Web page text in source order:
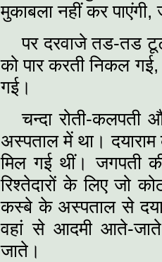
मुकाबला नहीं कर पाएंगी,
पर दरवाजे तड-तड
को पार करती निकल
गई।
चन्दा रोती-कलपती
अस्पताल में था।
मिल गई थीं। जगपती
रिश्तेदारों के लिए जो
कस्बे के अस्पताल से
वहां से आदमी आते-जाते
जाते।